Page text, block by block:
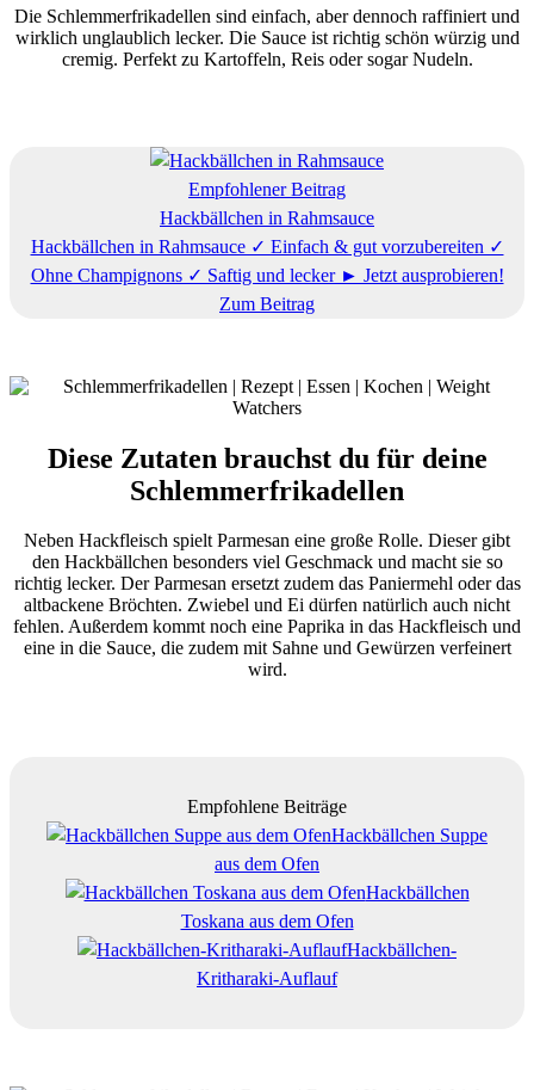
Die Schlemmerfrikadellen sind einfach, aber dennoch raffiniert und
wirklich unglaublich lecker. Die Sauce ist richtig schön würzig und
cremig. Perfekt zu Kartoffeln, Reis oder sogar Nudeln.
Empfohlener Beitrag
Hackbällchen in Rahmsauce
Hackbällchen in Rahmsauce ✓ Einfach & gut vorzubereiten ✓
Ohne Champignons ✓ Saftig und lecker ► Jetzt ausprobieren!
Zum Beitrag
Diese Zutaten brauchst du für deine
Schlemmerfrikadellen
Neben Hackfleisch spielt Parmesan eine große Rolle. Dieser gibt
den Hackbällchen besonders viel Geschmack und macht sie so
richtig lecker. Der Parmesan ersetzt zudem das Paniermehl oder das
altbackene Bröchten. Zwiebel und Ei dürfen natürlich auch nicht
fehlen. Außerdem kommt noch eine Paprika in das Hackfleisch und
eine in die Sauce, die zudem mit Sahne und Gewürzen verfeinert
wird.
Empfohlene Beiträge
Hackbällchen Suppe
aus dem Ofen
Hackbällchen
Toskana aus dem Ofen
Hackbällchen-
Kritharaki-Auflauf